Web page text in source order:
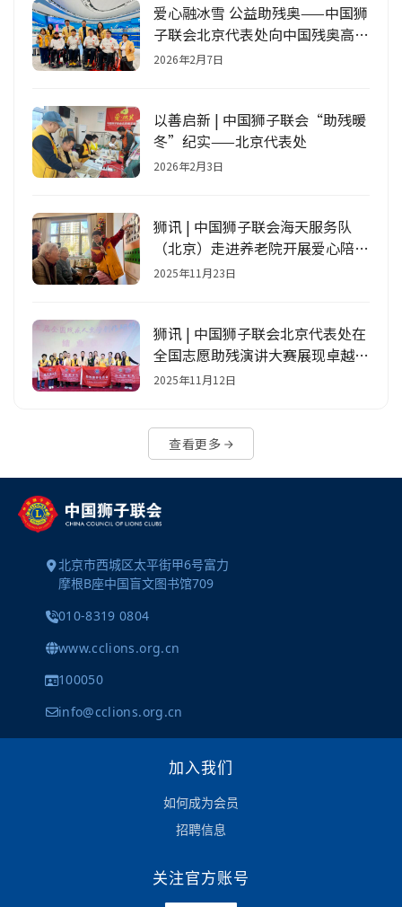
爱心融冰雪 公益助残奥——中国狮
子联会北京代表处向中国残奥高山
滑雪队捐赠训练保障经费
2026年2月7日
以善启新 | 中国狮子联会“助残暖
冬”纪实——北京代表处
2026年2月3日
狮讯 | 中国狮子联会海天服务队
（北京）走进养老院开展爱心陪伴
活动
2025年11月23日
狮讯 | 中国狮子联会北京代表处在
全国志愿助残演讲大赛展现卓越风
采
2025年11月12日
查看更多
北京市西城区太平街甲6号富力
摩根B座中国盲文图书馆709
010-8319 0804
www.cclions.org.cn
100050
info@cclions.org.cn
加入我们
如何成为会员
招聘信息
关注官方账号